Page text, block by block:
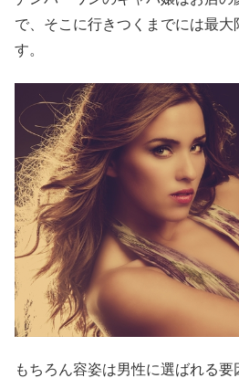
で、そこに行きつくまでには最大
す。
もちろん容姿は男性に選ばれる